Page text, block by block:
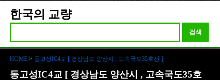
한국의 교량
검색
HOME > 동고성IC4교 [ 경상남도 양산시 , 고속국도35호선 ]
동고성IC4교 [ 경상남도 양산시 , 고속국도35호